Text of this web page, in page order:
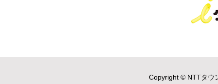
Copyright © NTTタウ